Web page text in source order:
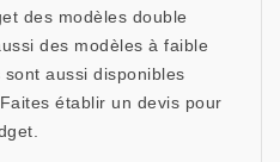
des modèles double
des modèles à faible
sont aussi disponibles
établir un devis pour